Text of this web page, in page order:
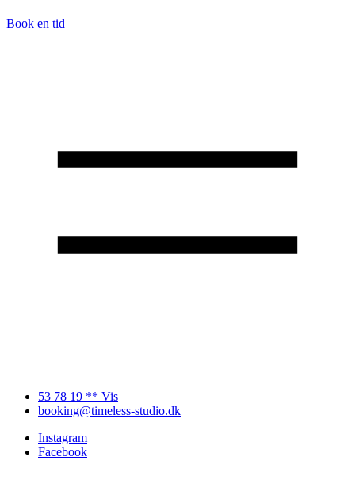
Book en tid
53 78 19 ** Vis
booking@timeless-studio.dk
Instagram
Facebook